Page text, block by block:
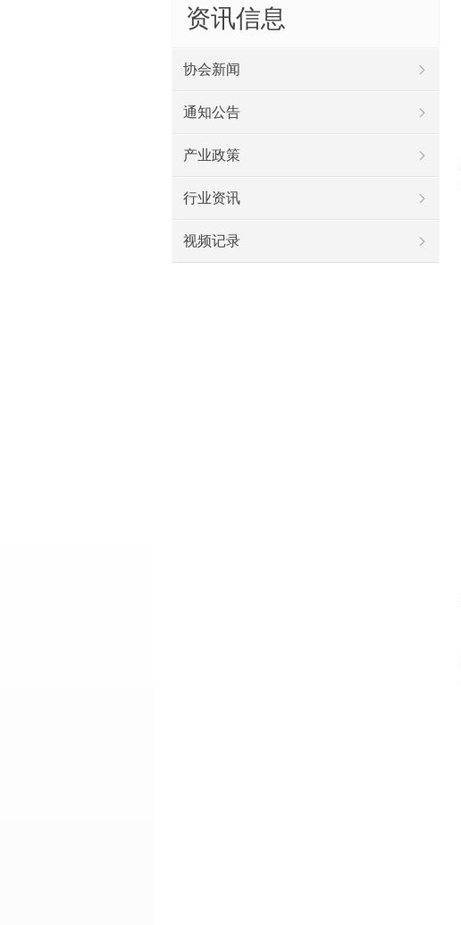
资讯信息
协会新闻
通知公告
产业政策
行业资讯
视频记录